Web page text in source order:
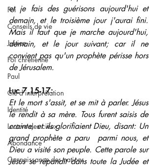
Foi
Conseils de vie
Justice
Foi chrétienne
Paul
Clé d'interprétation
Identité
Lecture des cieux
Abondance
Connaissance des nations
et je fais des guérisons aujourd'hui et
demain, et le troisième jour j'aurai fini.
Mais il faut que je marche aujourd'hui,
demain, et le jour suivant; car il ne
convient pas qu'un prophète périsse hors
de Jérusalem.
Luc 7,15-17:
Et le mort s'assit, et se mit à parler. Jésus
le rendit à sa mère. Tous furent saisis de
crainte, et ils glorifiaient Dieu, disant: Un
grand prophète a paru  parmi nous, et
Dieu a visité son peuple. Cette parole sur
Jésus se répandit dans toute la Judée et